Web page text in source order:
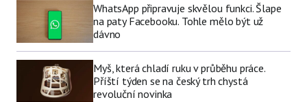
WhatsApp připravuje skvělou funkci. Šlape
na paty Facebooku. Tohle mělo být už
dávno
Myš, která chladí ruku v průběhu práce.
Příští týden se na český trh chystá
revoluční novinka